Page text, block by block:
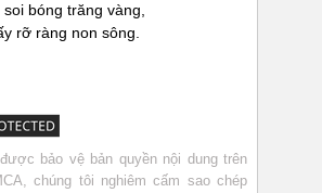
bóng trăng vàng,
rỡ ràng non sông.
bảo vệ bản quyền nội dung trên
chúng tôi nghiêm cấm sao chép